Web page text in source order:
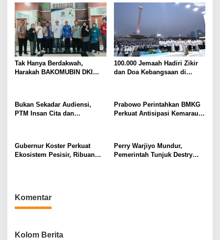
s
i
p
o
s
Tak Hanya Berdakwah,
Harakah BAKOMUBIN DKI
100.000 Jemaah Hadiri Zikir
dan Doa Kebangsaan di
Bukan Sekadar Audiensi,
PTM Insan Cita dan
Prabowo Perintahkan BMKG
Perkuat Antisipasi Kemarau
Gubernur Koster Perkuat
Ekosistem Pesisir, Ribuan
Perry Warjiyo Mundur,
Pemerintah Tunjuk Destry
Komentar
Kolom Berita